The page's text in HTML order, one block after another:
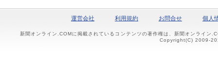
運営会社 利用規約 お問合せ 個人
新聞オンライン.COMに掲載されているコンテンツの著作権は、新聞オンライン
Copyright(C) 2009-